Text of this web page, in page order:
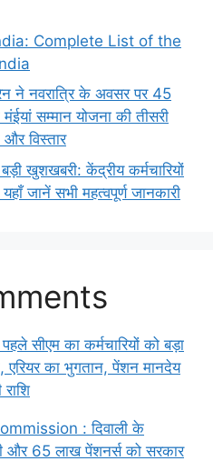
Complete List of the
ने नवरात्रि के अवसर पर 45
सम्मान योजना की तीसरी
विस्तार
खुशखबरी: केंद्रीय कर्मचारियों
जानें सभी महत्वपूर्ण जानकारी
सीएम का कर्मचारियों को बड़ा
एरियर का भुगतान, पेंशन मानदेय
: दिवाली के
और 65 लाख पेंशनर्स को सरकार